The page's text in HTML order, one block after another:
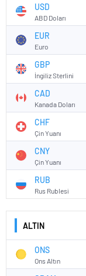
USD
ABD Doları
EUR
Euro
GBP
İngiliz Sterlini
CAD
Kanada Doları
CHF
Çin Yuanı
CNY
Çin Yuanı
RUB
Rus Rublesi
ALTIN
ONS
Ons Altın